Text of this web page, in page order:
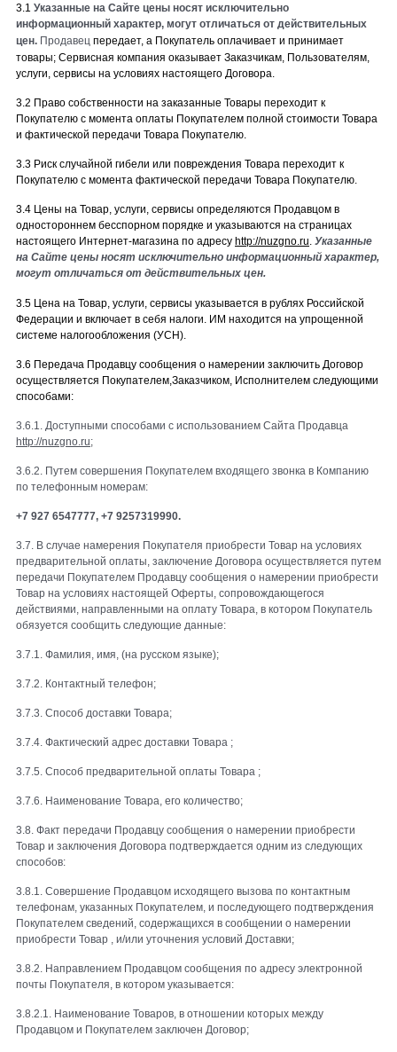
3.1 Указанные на Сайте цены носят исключительно
информационный характер, могут отличаться от действительных
цен. Продавец передает, а Покупатель оплачивает и принимает
товары; Сервисная компания оказывает Заказчикам, Пользователям,
услуги, сервисы на условиях настоящего Договора.
3.2 Право собственности на заказанные Товары переходит к
Покупателю с момента оплаты Покупателем полной стоимости Товара
и фактической передачи Товара Покупателю.
3.3 Риск случайной гибели или повреждения Товара переходит к
Покупателю с момента фактической передачи Товара Покупателю.
3.4 Цены на Товар, услуги, сервисы определяются Продавцом в
одностороннем бесспорном порядке и указываются на страницах
настоящего Интернет-магазина по адресу http://nuzgno.ru. Указанные
на Сайте цены носят исключительно информационный характер,
могут отличаться от действительных цен.
3.5 Цена на Товар, услуги, сервисы указывается в рублях Российской
Федерации и включает в себя налоги. ИМ находится на упрощенной
системе налогообложения (УСН).
3.6 Передача Продавцу сообщения о намерении заключить Договор
осуществляется Покупателем,Заказчиком, Исполнителем следующими
способами:
3.6.1. Доступными способами с использованием Сайта Продавца
http://nuzgno.ru;
3.6.2. Путем совершения Покупателем входящего звонка в Компанию
по телефонным номерам:
+7 927 6547777, +7 9257319990.
3.7. В случае намерения Покупателя приобрести Товар на условиях
предварительной оплаты, заключение Договора осуществляется путем
передачи Покупателем Продавцу сообщения о намерении приобрести
Товар на условиях настоящей Оферты, сопровождающегося
действиями, направленными на оплату Товара, в котором Покупатель
обязуется сообщить следующие данные:
3.7.1. Фамилия, имя, (на русском языке);
3.7.2. Контактный телефон;
3.7.3. Способ доставки Товара;
3.7.4. Фактический адрес доставки Товара ;
3.7.5. Способ предварительной оплаты Товара ;
3.7.6. Наименование Товара, его количество;
3.8. Факт передачи Продавцу сообщения о намерении приобрести
Товар и заключения Договора подтверждается одним из следующих
способов:
3.8.1. Совершение Продавцом исходящего вызова по контактным
телефонам, указанных Покупателем, и последующего подтверждения
Покупателем сведений, содержащихся в сообщении о намерении
приобрести Товар , и/или уточнения условий Доставки;
3.8.2. Направлением Продавцом сообщения по адресу электронной
почты Покупателя, в котором указывается:
3.8.2.1. Наименование Товаров, в отношении которых между
Продавцом и Покупателем заключен Договор;